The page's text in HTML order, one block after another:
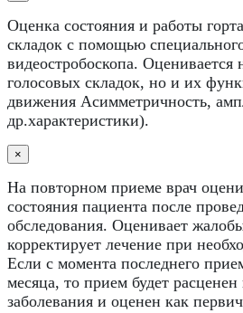
Оценка состояния и работы
складок с помощью
видеостробоскопа. Оценивается
голосовых складок, но и их
движения Асимметричность,
др.характеристики).
×
На повторном приеме врач
состояния пациента после
обследования. Оценивает
корректирует лечение при
Если с момента последнего
месяца, то прием будет
заболевания и оценен как